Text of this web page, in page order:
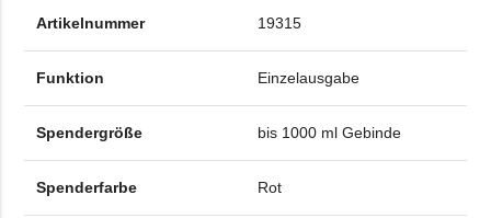
Artikelnummer 19315
Funktion Einzelausgabe
Spendergröße bis 1000 ml Gebinde
Spenderfarbe Rot